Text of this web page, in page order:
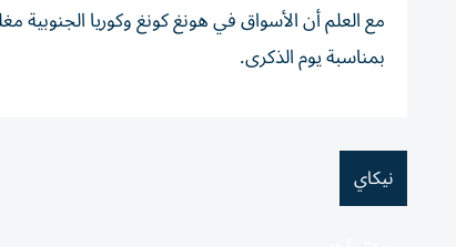
‏مع العلم أن الأسواق في هونغ كونغ وكوريا الجنوبية
بمناسبة يوم الذكرى.
نيكاي